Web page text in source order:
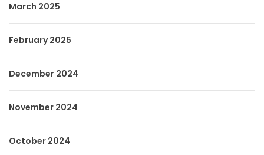
March 2025
February 2025
December 2024
November 2024
October 2024